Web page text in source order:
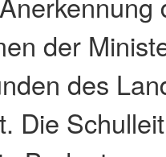
der
des
Die